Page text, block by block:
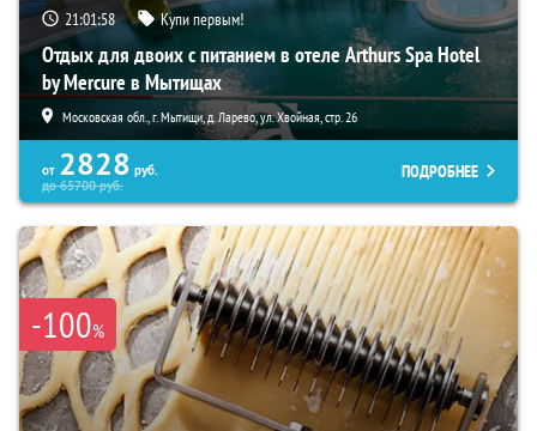
21:01:57 Купи первым!
Отдых для двоих с питанием в отеле Arthurs Spa Hotel
by Mercure в Мытищах
Московская обл., г. Мытищи, д. Ларево, ул. Хвойная, стр. 26
от 2828 руб.
до65700руб.
ПОДРОБНЕЕ
-100%